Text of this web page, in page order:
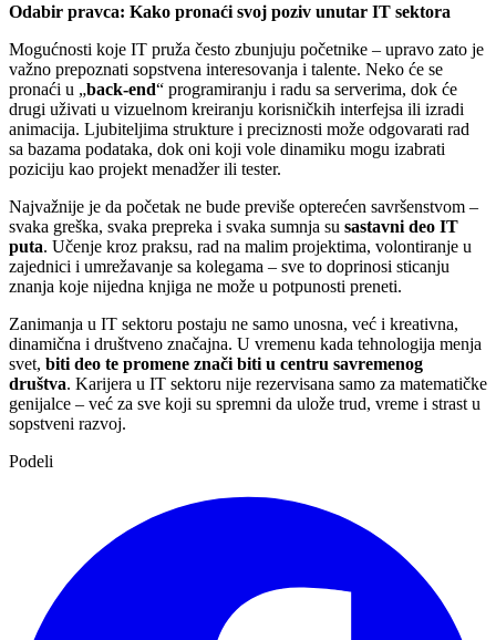
Odabir pravca: Kako pronaći svoj poziv unutar IT sektora
Mogućnosti koje IT pruža često zbunjuju početnike – upravo zato je
važno prepoznati sopstvena interesovanja i talente. Neko će se
pronaći u „back-end“ programiranju i radu sa serverima, dok će
drugi uživati u vizuelnom kreiranju korisničkih interfejsa ili izradi
animacija. Ljubiteljima strukture i preciznosti može odgovarati rad
sa bazama podataka, dok oni koji vole dinamiku mogu izabrati
poziciju kao projekt menadžer ili tester.
Najvažnije je da početak ne bude previše opterećen savršenstvom –
svaka greška, svaka prepreka i svaka sumnja su sastavni deo IT
puta. Učenje kroz praksu, rad na malim projektima, volontiranje u
zajednici i umrežavanje sa kolegama – sve to doprinosi sticanju
znanja koje nijedna knjiga ne može u potpunosti preneti.
Zanimanja u IT sektoru postaju ne samo unosna, već i kreativna,
dinamična i društveno značajna. U vremenu kada tehnologija menja
svet, biti deo te promene znači biti u centru savremenog
društva. Karijera u IT sektoru nije rezervisana samo za matematičke
genijalce – već za sve koji su spremni da ulože trud, vreme i strast u
sopstveni razvoj.
Podeli